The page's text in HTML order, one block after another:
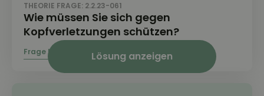
Lösung anzeigen
THEORIE FRAGE: 2.2.23-061
Wie müssen Sie sich gegen
Kopfverletzungen schützen?